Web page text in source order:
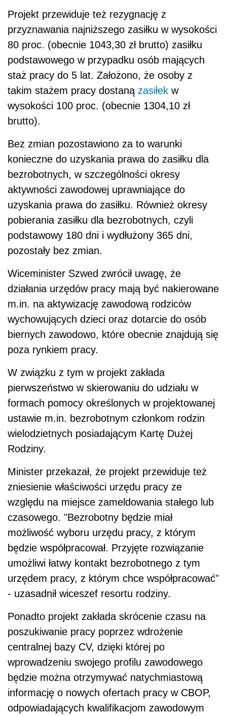
Projekt przewiduje też rezygnację z
przyznawania najniższego zasiłku w wysokości
80 proc. (obecnie 1043,30 zł brutto) zasiłku
podstawowego w przypadku osób mających
staż pracy do 5 lat. Założono, że osoby z
takim stażem pracy dostaną zasiłek w
wysokości 100 proc. (obecnie 1304,10 zł
brutto).
Bez zmian pozostawiono za to warunki
konieczne do uzyskania prawa do zasiłku dla
bezrobotnych, w szczególności okresy
aktywności zawodowej uprawniające do
uzyskania prawa do zasiłku. Również okresy
pobierania zasiłku dla bezrobotnych, czyli
podstawowy 180 dni i wydłużony 365 dni,
pozostały bez zmian.
Wiceminister Szwed zwrócił uwagę, że
działania urzędów pracy mają być nakierowane
m.in. na aktywizację zawodową rodziców
wychowujących dzieci oraz dotarcie do osób
biernych zawodowo, które obecnie znajdują się
poza rynkiem pracy.
W związku z tym w projekt zakłada
pierwszeństwo w skierowaniu do udziału w
formach pomocy określonych w projektowanej
ustawie m.in. bezrobotnym członkom rodzin
wielodzietnych posiadającym Kartę Dużej
Rodziny.
Minister przekazał, że projekt przewiduje też
zniesienie właściwości urzędu pracy ze
względu na miejsce zameldowania stałego lub
czasowego. "Bezrobotny będzie miał
możliwość wyboru urzędu pracy, z którym
będzie współpracował. Przyjęte rozwiązanie
umożliwi łatwy kontakt bezrobotnego z tym
urzędem pracy, z którym chce współpracować"
- uzasadnił wiceszef resortu rodziny.
Ponadto projekt zakłada skrócenie czasu na
poszukiwanie pracy poprzez wdrożenie
centralnej bazy CV, dzięki której po
wprowadzeniu swojego profilu zawodowego
będzie można otrzymywać natychmiastową
informację o nowych ofertach pracy w CBOP,
odpowiadających kwalifikacjom zawodowym